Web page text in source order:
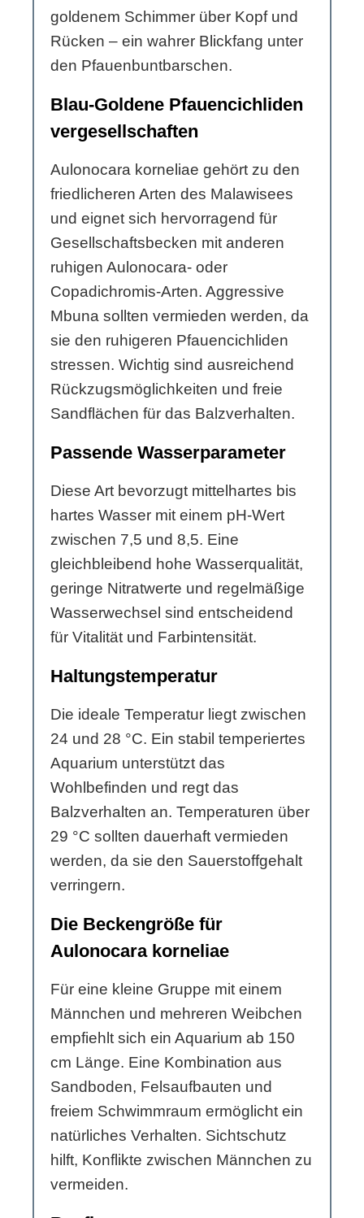
goldenem Schimmer über Kopf und
Rücken – ein wahrer Blickfang unter
den Pfauenbuntbarschen.
Blau-Goldene Pfauencichliden
vergesellschaften
Aulonocara korneliae gehört zu den
friedlicheren Arten des Malawisees
und eignet sich hervorragend für
Gesellschaftsbecken mit anderen
ruhigen Aulonocara- oder
Copadichromis-Arten. Aggressive
Mbuna sollten vermieden werden, da
sie den ruhigeren Pfauencichliden
stressen. Wichtig sind ausreichend
Rückzugsmöglichkeiten und freie
Sandflächen für das Balzverhalten.
Passende Wasserparameter
Diese Art bevorzugt mittelhartes bis
hartes Wasser mit einem pH-Wert
zwischen 7,5 und 8,5. Eine
gleichbleibend hohe Wasserqualität,
geringe Nitratwerte und regelmäßige
Wasserwechsel sind entscheidend
für Vitalität und Farbintensität.
Haltungstemperatur
Die ideale Temperatur liegt zwischen
24 und 28 °C. Ein stabil temperiertes
Aquarium unterstützt das
Wohlbefinden und regt das
Balzverhalten an. Temperaturen über
29 °C sollten dauerhaft vermieden
werden, da sie den Sauerstoffgehalt
verringern.
Die Beckengröße für
Aulonocara korneliae
Für eine kleine Gruppe mit einem
Männchen und mehreren Weibchen
empfiehlt sich ein Aquarium ab 150
cm Länge. Eine Kombination aus
Sandboden, Felsaufbauten und
freiem Schwimmraum ermöglicht ein
natürliches Verhalten. Sichtschutz
hilft, Konflikte zwischen Männchen zu
vermeiden.